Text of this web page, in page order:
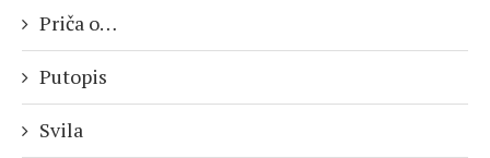
Priča o…
Putopis
Svila